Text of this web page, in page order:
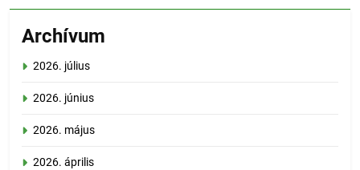
Archívum
2026. július
2026. június
2026. május
2026. április